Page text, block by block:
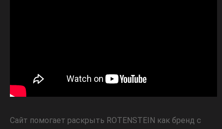
Сайт помогает раскрыть ROTENSTEIN как бренд с